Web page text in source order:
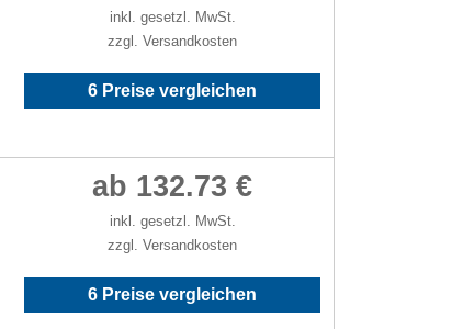
inkl. gesetzl. MwSt.
zzgl. Versandkosten
6 Preise vergleichen
ab 132.73 €
inkl. gesetzl. MwSt.
zzgl. Versandkosten
6 Preise vergleichen